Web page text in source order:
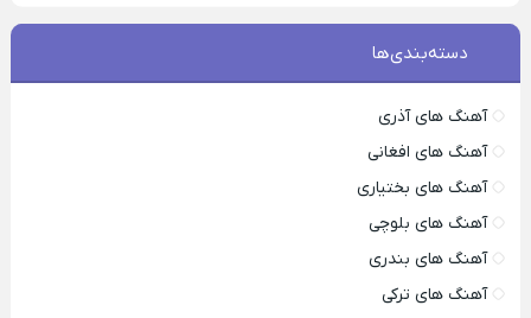
دسته‌بندی‌ها
آهنگ های آذری
آهنگ های افغانی
آهنگ های بختیاری
آهنگ های بلوچی
آهنگ های بندری
آهنگ های ترکی